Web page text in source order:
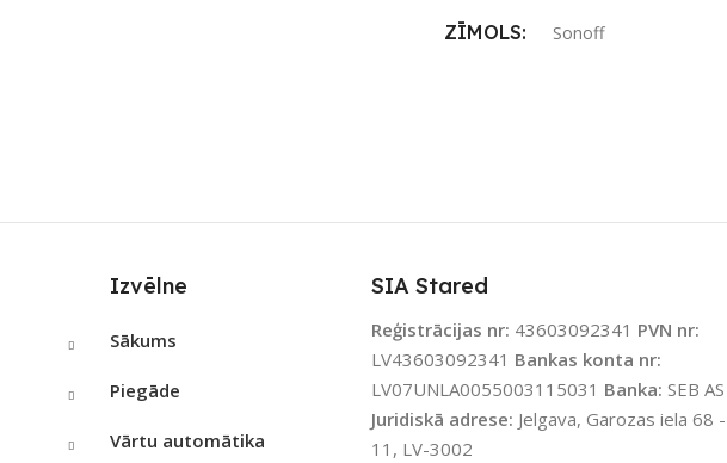
ZĪMOLS Sonoff
SKAITS
Izvēlne
Sākums
Piegāde
Vārtu automātika
SIA Stared
Reģistrācijas nr: 43603092341 PVN nr:
LV43603092341 Bankas konta nr:
LV07UNLA0055003115031 Banka: SEB AS
Juridiskā adrese: Jelgava, Garozas iela 68 -
11, LV-3002